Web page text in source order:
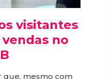
visitantes
no
que, mesmo com